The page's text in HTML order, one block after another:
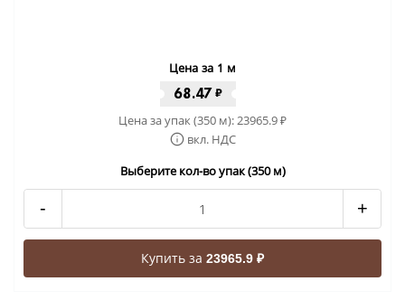
Цена за 1 м
68.47₽
Цена за упак (350 м):23965.9₽
вкл. НДС
Выберите кол-во упак (350 м)
- +
Купить за 23965.9 ₽